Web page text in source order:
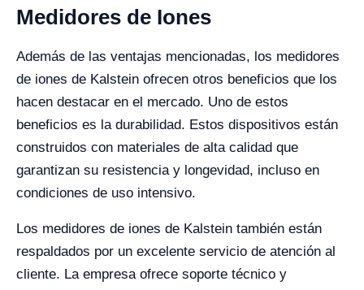
Medidores de Iones
Además de las ventajas mencionadas, los medidores
de iones de Kalstein ofrecen otros beneficios que los
hacen destacar en el mercado. Uno de estos
beneficios es la durabilidad. Estos dispositivos están
construidos con materiales de alta calidad que
garantizan su resistencia y longevidad, incluso en
condiciones de uso intensivo.
Los medidores de iones de Kalstein también están
respaldados por un excelente servicio de atención al
cliente. La empresa ofrece soporte técnico y